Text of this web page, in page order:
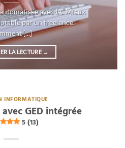
avec IA. Mieux
par un freelance.
[...]
LA LECTURE →
INFORMATIQUE
GED intégrée
5 (13)